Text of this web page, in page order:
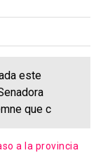
este
que c
a la provincia